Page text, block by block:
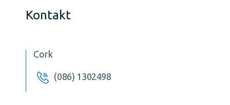
Kontakt
Cork
(086) 1302498